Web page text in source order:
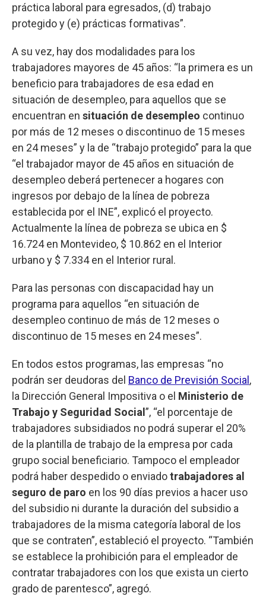
práctica laboral para egresados, (d) trabajo
protegido y (e) prácticas formativas”.
A su vez, hay dos modalidades para los
trabajadores mayores de 45 años: “la primera es un
beneficio para trabajadores de esa edad en
situación de desempleo, para aquellos que se
encuentran en situación de desempleo continuo
por más de 12 meses o discontinuo de 15 meses
en 24 meses” y la de “trabajo protegido” para la que
“el trabajador mayor de 45 años en situación de
desempleo deberá pertenecer a hogares con
ingresos por debajo de la línea de pobreza
establecida por el INE”, explicó el proyecto.
Actualmente la línea de pobreza se ubica en $
16.724 en Montevideo, $ 10.862 en el Interior
urbano y $ 7.334 en el Interior rural.
Para las personas con discapacidad hay un
programa para aquellos “en situación de
desempleo continuo de más de 12 meses o
discontinuo de 15 meses en 24 meses”.
En todos estos programas, las empresas “no
podrán ser deudoras del Banco de Previsión Social ,
la Dirección General Impositiva o el Ministerio de
Trabajo y Seguridad Social ”, “el porcentaje de
trabajadores subsidiados no podrá superar el 20%
de la plantilla de trabajo de la empresa por cada
grupo social beneficiario. Tampoco el empleador
podrá haber despedido o enviadotrabajadores al
seguro de paro en los 90 días previos a hacer uso
del subsidio ni durante la duración del subsidio a
trabajadores de la misma categoría laboral de los
que se contraten”, estableció el proyecto. “También
se establece la prohibición para el empleador de
contratar trabajadores con los que exista un cierto
grado de parentesco”, agregó.